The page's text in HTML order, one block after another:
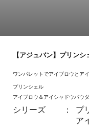
【アジュバン】プリン
ワンパレットでアイブロウとア
プリンシェル
アイブロウ＆アイシャドウパウ
シリーズ ：
プ
ア